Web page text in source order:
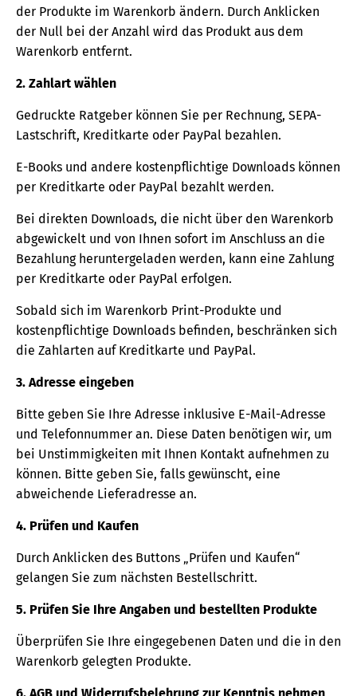
der Produkte im Warenkorb ändern. Durch Anklicken
der Null bei der Anzahl wird das Produkt aus dem
Warenkorb entfernt.
2. Zahlart wählen
Gedruckte Ratgeber können Sie per Rechnung, SEPA-
Lastschrift, Kreditkarte oder PayPal bezahlen.
E-Books und andere kostenpflichtige Downloads können
per Kreditkarte oder PayPal bezahlt werden.
Bei direkten Downloads, die nicht über den Warenkorb
abgewickelt und von Ihnen sofort im Anschluss an die
Bezahlung heruntergeladen werden, kann eine Zahlung
per Kreditkarte oder PayPal erfolgen.
Sobald sich im Warenkorb Print-Produkte und
kostenpflichtige Downloads befinden, beschränken sich
die Zahlarten auf Kreditkarte und PayPal.
3. Adresse eingeben
Bitte geben Sie Ihre Adresse inklusive E-Mail-Adresse
und Telefonnummer an. Diese Daten benötigen wir, um
bei Unstimmigkeiten mit Ihnen Kontakt aufnehmen zu
können. Bitte geben Sie, falls gewünscht, eine
abweichende Lieferadresse an.
4. Prüfen und Kaufen
Durch Anklicken des Buttons „Prüfen und Kaufen“
gelangen Sie zum nächsten Bestellschritt.
5. Prüfen Sie Ihre Angaben und bestellten Produkte
Überprüfen Sie Ihre eingegebenen Daten und die in den
Warenkorb gelegten Produkte.